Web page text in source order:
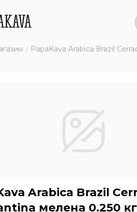
PapaKava Arabica Brazil
Arabica Brazil
мелена 0.250 кг